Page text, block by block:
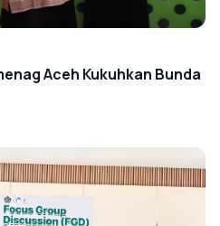
Aceh Kukuhkan Bunda